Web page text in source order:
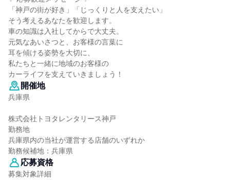
「神戸の街が好き」「じっくりと人を支えたい」
そう考えるあなたを歓迎します。
車の知識は入社してからで大丈夫。
元気なあいさつと、お客様の言葉に
耳を傾ける姿勢を大切に、
私たちと一緒に地域のお客様の
カーライフを支えていきましょう！
開催地
兵庫県
株式会社トヨタレンタリース神戸
勤務地
兵庫県内の当社が運営する店舗のいずれか
勤務候補地：兵庫県
応募資格
募集対象詳細